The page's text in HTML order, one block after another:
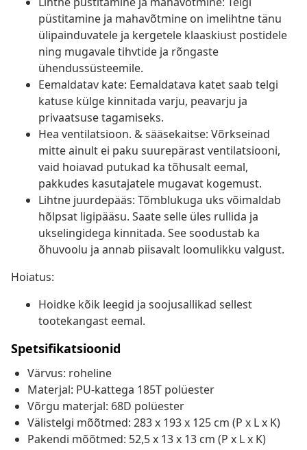
püstitamine ja mahavõtmine on imelihtne tänu
ülipainduvatele ja kergetele klaaskiust postidele
ning mugavale tihvtide ja rõngaste
ühendussüsteemile.
Eemaldatav kate: Eemaldatava katet saab telgi
katuse külge kinnitada varju, peavarju ja
privaatsuse tagamiseks.
Hea ventilatsioon. & sääsekaitse: Võrkseinad
mitte ainult ei paku suurepärast ventilatsiooni,
vaid hoiavad putukad ka tõhusalt eemal,
pakkudes kasutajatele mugavat kogemust.
Lihtne juurdepääs: Tõmblukuga uks võimaldab
hõlpsat ligipääsu. Saate selle üles rullida ja
ukselingidega kinnitada. See soodustab ka
õhuvoolu ja annab piisavalt loomulikku valgust.
Hoiatus:
Hoidke kõik leegid ja soojusallikad sellest
tootekangast eemal.
Spetsifikatsioonid
Värvus: roheline
Materjal: PU-kattega 185T polüester
Võrgu materjal: 68D polüester
Välistelgi mõõtmed: 283 x 193 x 125 cm (P x L x K)
Pakendi mõõtmed: 52,5 x 13 x 13 cm (P x L x K)